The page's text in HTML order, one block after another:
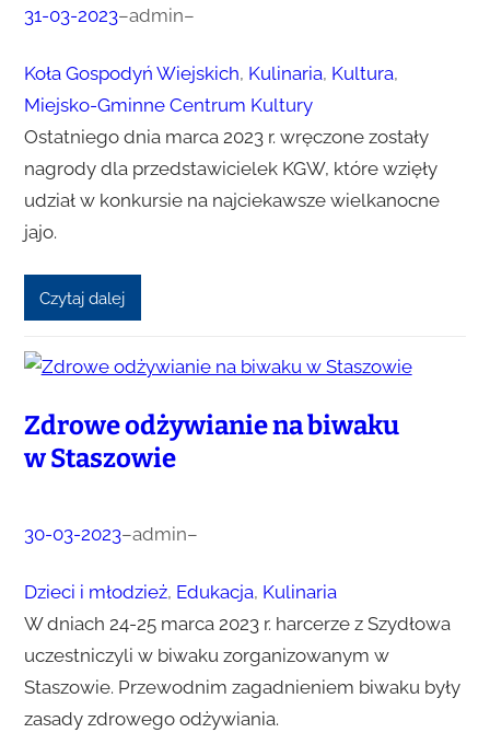
31-03-2023–admin–
Koła Gospodyń Wiejskich, Kulinaria, Kultura
Miejsko-Gminne Centrum Kultury
Ostatniego dnia marca 2023 r. wręczone zostały
nagrody dla przedstawicielek KGW, które wzięły
udział w konkursie na najciekawsze wielkanocne
jajo.
Czytaj dalej
Zdrowe odżywianie na biwaku
w Staszowie
30-03-2023–admin–
Dzieci i młodzież, Edukacja, Kulinaria
W dniach 24-25 marca 2023 r. harcerze z Szydłowa
uczestniczyli w biwaku zorganizowanym w
Staszowie. Przewodnim zagadnieniem biwaku były
zasady zdrowego odżywiania.